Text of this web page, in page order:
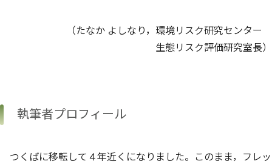
（たなか よしなり，環境リスク研究センター
生態リスク評価研究室長）
執筆者プロフィール
つくばに移転して４年近くになりました。このまま，フレッ